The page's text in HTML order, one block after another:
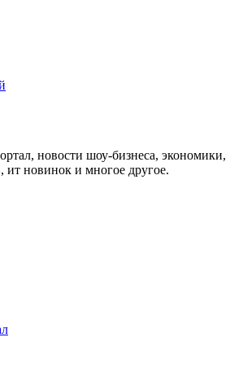
новости шоу-бизнеса, экономики,
ит новинок и многое другое.